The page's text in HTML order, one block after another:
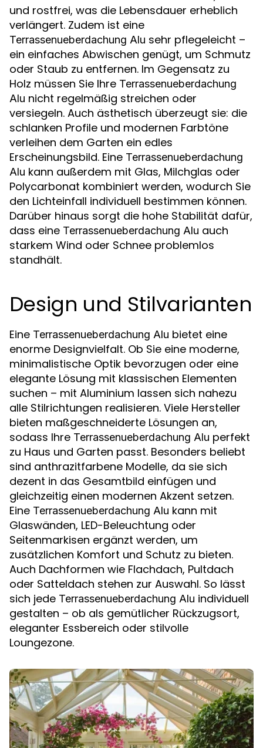
und rostfrei, was die Lebensdauer erheblich
verlängert. Zudem ist eine
Terrassenueberdachung Alu sehr pflegeleicht –
ein einfaches Abwischen genügt, um Schmutz
oder Staub zu entfernen. Im Gegensatz zu
Holz müssen Sie Ihre Terrassenueberdachung
Alu nicht regelmäßig streichen oder
versiegeln. Auch ästhetisch überzeugt sie: die
schlanken Profile und modernen Farbtöne
verleihen dem Garten ein edles
Erscheinungsbild. Eine Terrassenueberdachung
Alu kann außerdem mit Glas, Milchglas oder
Polycarbonat kombiniert werden, wodurch Sie
den Lichteinfall individuell bestimmen können.
Darüber hinaus sorgt die hohe Stabilität dafür,
dass eine Terrassenueberdachung Alu auch
starkem Wind oder Schnee problemlos
standhält.
Design und Stilvarianten
Eine Terrassenueberdachung Alu bietet eine
enorme Designvielfalt. Ob Sie eine moderne,
minimalistische Optik bevorzugen oder eine
elegante Lösung mit klassischen Elementen
suchen – mit Aluminium lassen sich nahezu
alle Stilrichtungen realisieren. Viele Hersteller
bieten maßgeschneiderte Lösungen an,
sodass Ihre Terrassenueberdachung Alu perfekt
zu Haus und Garten passt. Besonders beliebt
sind anthrazitfarbene Modelle, da sie sich
dezent in das Gesamtbild einfügen und
gleichzeitig einen modernen Akzent setzen.
Eine Terrassenueberdachung Alu kann mit
Glaswänden, LED-Beleuchtung oder
Seitenmarkisen ergänzt werden, um
zusätzlichen Komfort und Schutz zu bieten.
Auch Dachformen wie Flachdach, Pultdach
oder Satteldach stehen zur Auswahl. So lässt
sich jede Terrassenueberdachung Alu individuell
gestalten – ob als gemütlicher Rückzugsort,
eleganter Essbereich oder stilvolle
Loungezone.